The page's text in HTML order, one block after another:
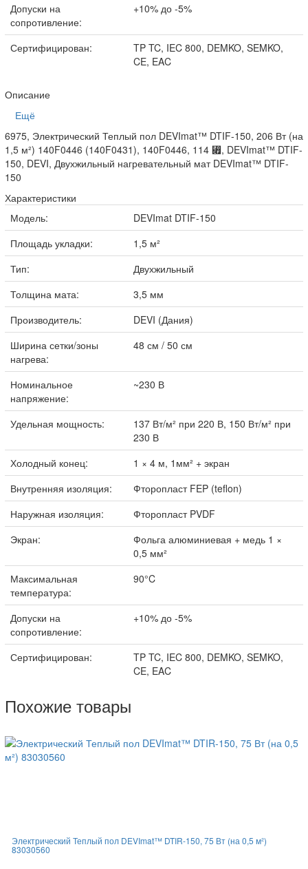
Допуски на
сопротивление:
+10% до -5%
Сертифицирован:
TP TC, IEC 800, DEMKO, SEMKO,
CE, EAC
Описание
Ещё
6975, Электрический Теплый пол DEVImat™ DTIF-150, 206 Вт (на
1,5 м²) 140F0446 (140F0431), 140F0446, 114 ⃏, DEVImat™ DTIF-
150, DEVI, Двухжильный нагревательный мат DEVImat™ DTIF-
150
Характеристики
Модель:
DEVImat DTIF-150
Площадь укладки:
1,5 м²
Тип:
Двухжильный
Толщина мата:
3,5 мм
Производитель:
DEVI (Дания)
Ширина сетки/зоны
нагрева:
48 см / 50 см
Номинальное
напряжение:
~230 В
Удельная мощность:
137 Вт/м² при 220 В, 150 Вт/м² при
230 В
Холодный конец:
1 × 4 м, 1мм² + экран
Внутренняя изоляция:
Фторопласт FEP (teflon)
Наружная изоляция:
Фторопласт PVDF
Экран:
Фольга алюминиевая + медь 1 ×
0,5 мм²
Максимальная
температура:
90°C
Допуски на
сопротивление:
+10% до -5%
Сертифицирован:
TP TC, IEC 800, DEMKO, SEMKO,
CE, EAC
Похожие товары
Электрический Теплый пол DEVImat™ DTIR-150, 75 Вт (на 0,5 м²)
83030560